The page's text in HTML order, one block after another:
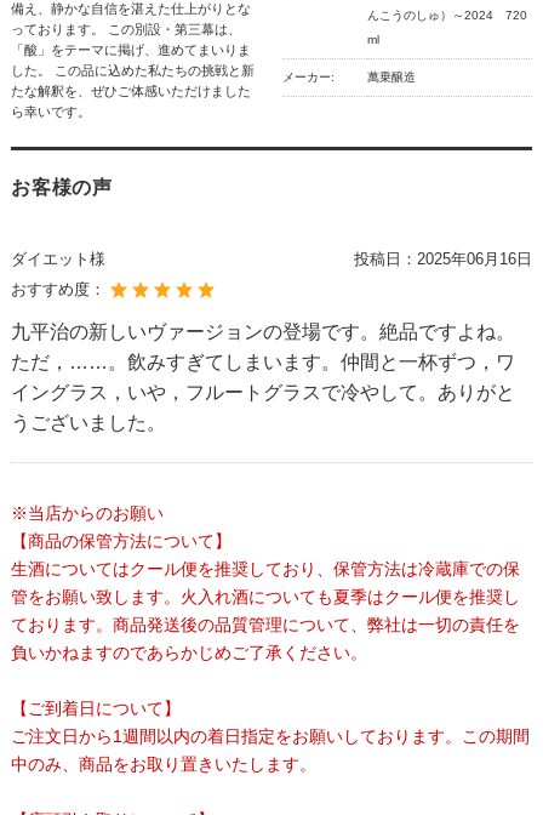
備え、静かな自信を湛えた仕上がりとな
っております。 この別設・第三幕は、
「酸」をテーマに掲げ、進めてまいりま
した。 この品に込めた私たちの挑戦と新
たな解釈を、ぜひご体感いただけました
ら幸いです。
んこうのしゅ）～2024 720
ml
メーカー: 萬乗醸造
お客様の声
ダイエット様 投稿日： 2025年06月16日
おすすめ度：
九平治の新しいヴァージョンの登場です。絶品ですよね。
ただ，……。飲みすぎてしまいます。仲間と一杯ずつ，ワ
イングラス，いや，フルートグラスで冷やして。ありがと
うございました。
※当店からのお願い
【商品の保管方法について】
生酒についてはクール便を推奨しており、保管方法は冷蔵庫での保
管をお願い致します。火入れ酒についても夏季はクール便を推奨し
ております。商品発送後の品質管理について、弊社は一切の責任を
負いかねますのであらかじめご了承ください。
【ご到着日について】
ご注文日から1週間以内の着日指定をお願いしております。この期間
中のみ、商品をお取り置きいたします。